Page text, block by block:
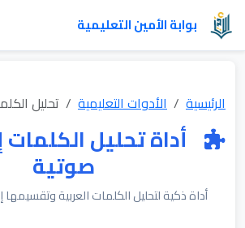
بوابة الأمين التعليمية
الرئيسية الأدوات التعليمية تحليل
أداة تحليل
صوتية
أداة ذكية لتحليل الكلمات العربية